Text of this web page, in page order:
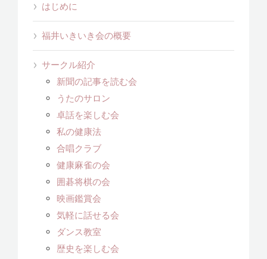
はじめに
福井いきいき会の概要
サークル紹介
新聞の記事を読む会
うたのサロン
卓話を楽しむ会
私の健康法
合唱クラブ
健康麻雀の会
囲碁将棋の会
映画鑑賞会
気軽に話せる会
ダンス教室
歴史を楽しむ会